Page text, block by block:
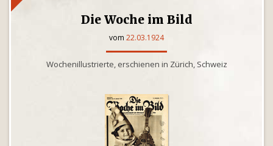
Die Woche im Bild
vom 22.03.1924
Wochenillustrierte, erschienen in Zürich, Schweiz